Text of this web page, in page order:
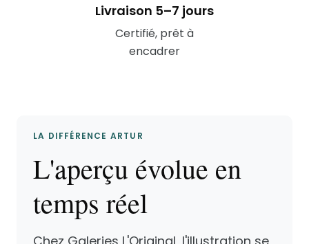
Livraison 5–7 jours
Certifié, prêt à
encadrer
LA DIFFÉRENCE ARTUR
L'aperçu évolue en
temps réel